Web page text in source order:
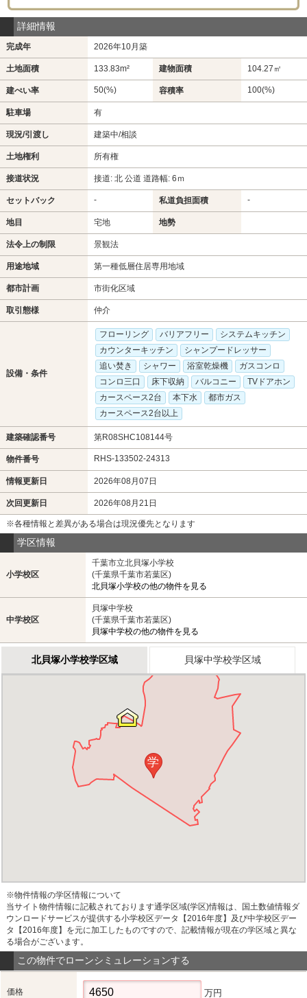
詳細情報
完成年 2026年10月築
土地面積 133.83m² 建物面積 104.27㎡
建ぺい率 50(%) 容積率 100(%)
駐車場 有
現況/引渡し 建築中/相談
土地権利 所有権
接道状況 接道: 北 公道 道路幅: 6ｍ
セットバック - 私道負担面積 -
地目 宅地 地勢
法令上の制限 景観法
用途地域 第一種低層住居専用地域
都市計画 市街化区域
取引態様 仲介
設備・条件
フローリング バリアフリー
システムキッチン
カウンターキッチン
シャンプードレッサー
追い焚き
シャワー 浴室乾燥機
ガスコンロ
コンロ三口
床下収納 バルコニー
TVドアホン
カースペース2台
本下水
都市ガス
カースペース2台以上
建築確認番号 第R08SHC108144号
物件番号 RHS-133502-24313
情報更新日 2026年08月07日
次回更新日 2026年08月21日
※各種情報と差異がある場合は現況優先となります
学区情報
小学校区
千葉市立北貝塚小学校
(千葉県千葉市若葉区)
北貝塚小学校の他の物件を見る
中学校区
貝塚中学校
(千葉県千葉市若葉区)
貝塚中学校の他の物件を見る
北貝塚小学校学区域 貝塚中学校学区域
学
※物件情報の学区情報について
当サイト物件情報に記載されております通学区域(学区)情報は、国土数値情報ダ
ウンロードサービスが提供する小学校区データ【2016年度】及び中学校区デー
タ【2016年度】を元に加工したものですので、記載情報が現在の学区域と異な
る場合がございます。
この物件でローンシミュレーションする
価格 万円